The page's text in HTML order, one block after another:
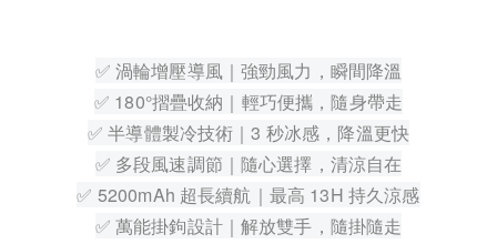
✅ 渦輪增壓導風｜強勁風力，瞬間降溫
✅ 180°摺疊收納｜輕巧便攜，隨身帶走
✅ 半導體製冷技術｜3 秒冰感，降溫更快
✅ 多段風速調節｜隨心選擇，清涼自在
✅ 5200mAh 超長續航｜最高 13H 持久涼感
✅ 萬能掛鉤設計｜解放雙手，隨掛隨走